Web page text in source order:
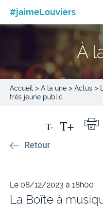
#jaimeLouviers
À
Accueil > À la une > Actus >
très jeune public
Retour
Le 08/12/2023 à 18h00
La Boîte à